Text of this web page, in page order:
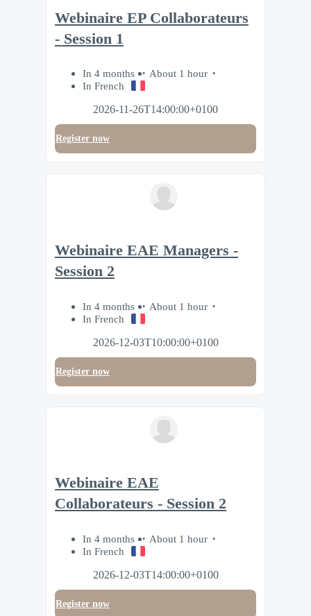
Webinaire EP Collaborateurs
- Session 1
In 4 months
About 1 hour
In French
2026-11-26T14:00:00+0100
Register now
Webinaire EAE Managers -
Session 2
In 4 months
About 1 hour
In French
2026-12-03T10:00:00+0100
Register now
Webinaire EAE
Collaborateurs - Session 2
In 4 months
About 1 hour
In French
2026-12-03T14:00:00+0100
Register now